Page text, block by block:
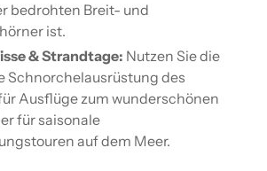
bedrohten Breit- und
ist.
& Strandtage: Nutzen Sie die
Schnorchelausrüstung des
Ausflüge zum wunderschönen
für saisonale
auf dem Meer.